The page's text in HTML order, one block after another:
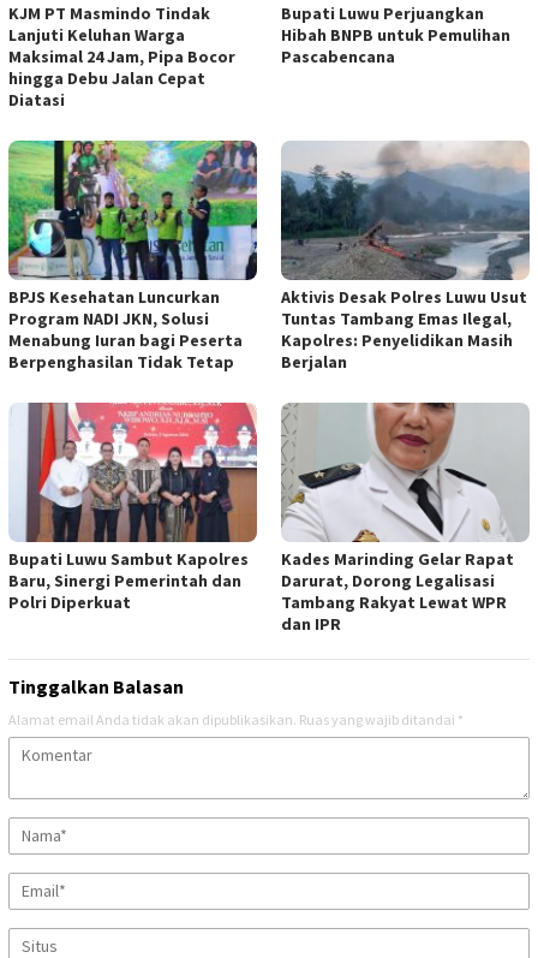
KJM PT Masmindo Tindak
Lanjuti Keluhan Warga
Maksimal 24 Jam, Pipa Bocor
hingga Debu Jalan Cepat
Diatasi
Bupati Luwu Perjuangkan
Hibah BNPB untuk Pemulihan
Pascabencana
BPJS Kesehatan Luncurkan
Program NADI JKN, Solusi
Menabung Iuran bagi Peserta
Berpenghasilan Tidak Tetap
Aktivis Desak Polres Luwu Usut
Tuntas Tambang Emas Ilegal,
Kapolres: Penyelidikan Masih
Berjalan
Bupati Luwu Sambut Kapolres
Baru, Sinergi Pemerintah dan
Polri Diperkuat
Kades Marinding Gelar Rapat
Darurat, Dorong Legalisasi
Tambang Rakyat Lewat WPR
dan IPR
Tinggalkan Balasan
Alamat email Anda tidak akan dipublikasikan. Ruas yang wajib ditandai *